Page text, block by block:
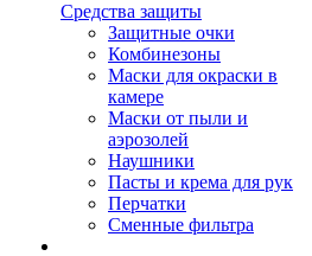
Средства защиты
Защитные очки
Комбинезоны
Маски для окраски в
камере
Маски от пыли и
аэрозолей
Наушники
Пасты и крема для рук
Перчатки
Сменные фильтра